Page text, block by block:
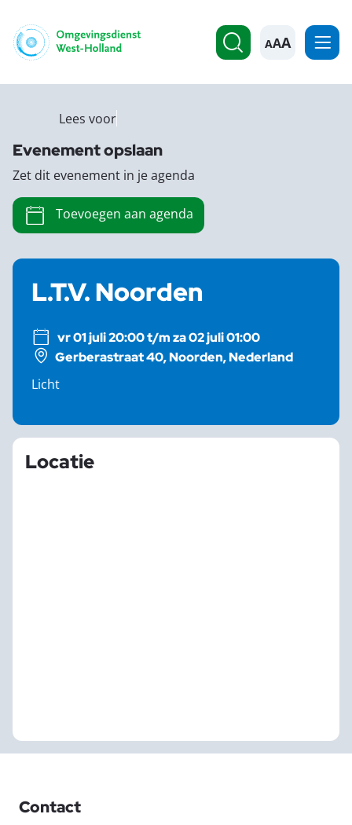
A
L.T.V. Noorden
vr 01 juli 20:00 t/m za 02 juli 01:00
Gerberastraat 40, Noorden, Nederland
Licht
Locatie
Lees voor
Evenement opslaan
Zet dit evenement in je agenda
Toevoegen aan agenda
Contact